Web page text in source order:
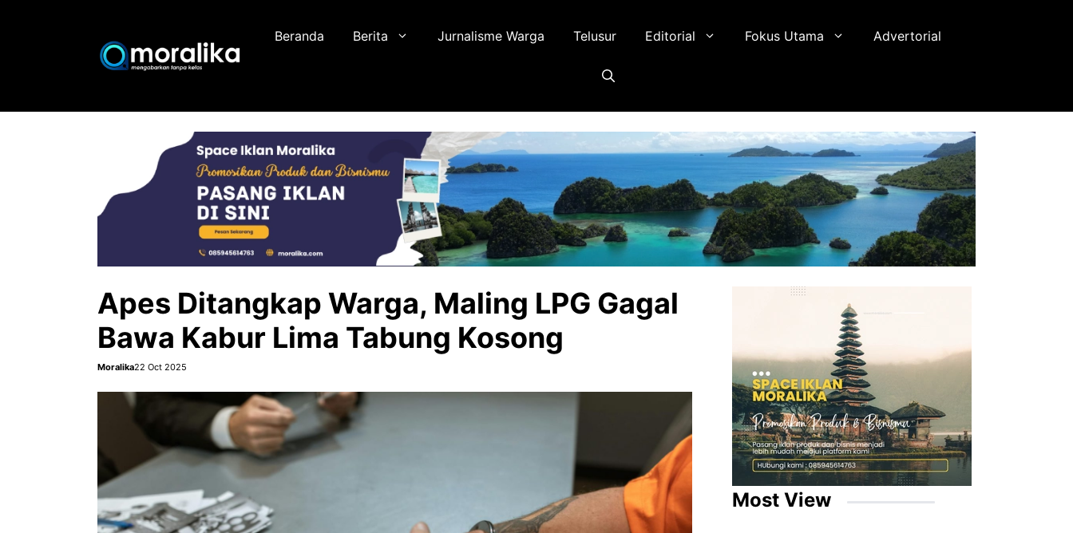
Beranda Berita Jurnalisme Warga Telusur Editorial Fokus Utama Advertorial
Apes Ditangkap Warga, Maling LPG Gagal
Bawa Kabur Lima Tabung Kosong
Moralika22 Oct 2025
Most View